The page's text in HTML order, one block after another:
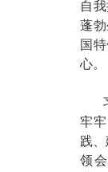
自
蓬
国
心。
牢
践
领